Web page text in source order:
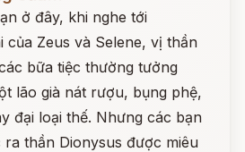
ở đây, khi nghe tới
của Zeus và Selene, vị thần
bữa tiệc thường tưởng
lão già nát rượu, bụng phệ,
đại loại thế. Nhưng các bạn
thần Dionysus được miêu